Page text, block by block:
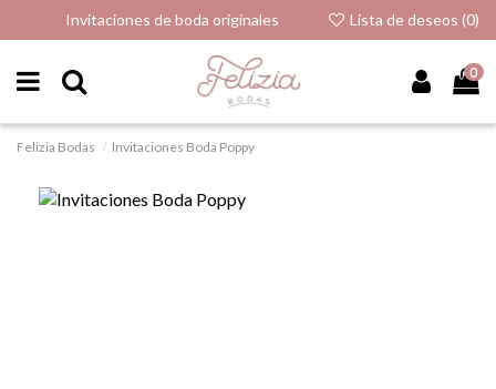
Invitaciones de boda originales Lista de deseos (0)
0
Felizia Bodas Invitaciones Boda Poppy